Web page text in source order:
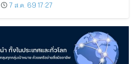
7 ส.ค. 69 17:27